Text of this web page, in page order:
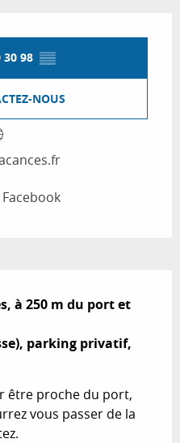
30 98 ▒▒
NOUS
Facebook
à 250 m du port et
parking privatif,
être proche du port,
vous passer de la